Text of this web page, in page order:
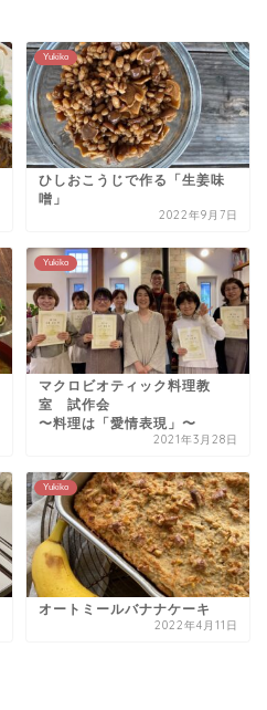
Yukiko
ひしおこうじで作る「生姜味
噌」
2022年9月7日
Yukiko
マクロビオティック料理教
室 試作会
〜料理は「愛情表現」〜
2021年3月28日
Yukiko
オートミールバナナケーキ
2022年4月11日